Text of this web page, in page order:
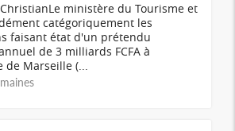
ministère du Tourisme et
catégoriquement les
faisant état d'un prétendu
de 3 milliards FCFA à
de Marseille (...